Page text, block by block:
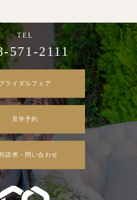
571-2111
ライダルフェア
見学予約
請求・問い合わせ